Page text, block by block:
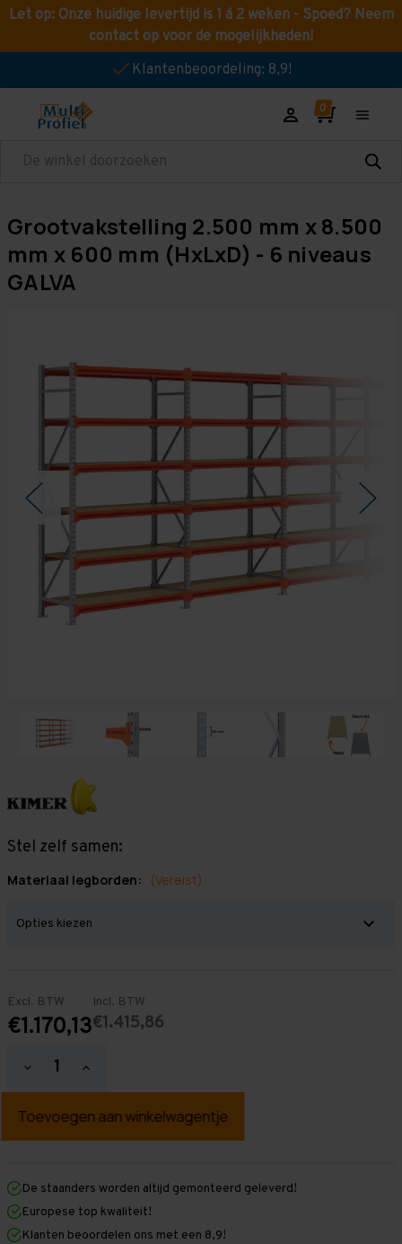
Let op: Onze huidige levertijd is 1 á 2 weken - Spoed? Neem
contact op voor de mogelijkheden!
Klantenbeoordeling: 8,9!
Zoeken
Grootvakstelling 2.500 mm x 8.500
mm x 600 mm (HxLxD) - 6 niveaus
GALVA
Stel zelf samen:
Materiaal legborden: (Vereist)
Excl. BTW
€1.170,13
Incl. BTW
€1.415,86
Hoeveelheid
verlagen
Grootvakstelling
mm
mm
x
600
mm
Hoeveelheid
verhogen
Grootvakstelling
mm
mm
600
mm
De staanders worden altijd gemonteerd geleverd!
Europese top kwaliteit!
Klanten beoordelen ons met een 8,9!